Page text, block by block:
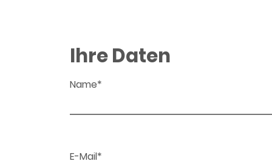
Ihre Daten
Name*
E-Mail*